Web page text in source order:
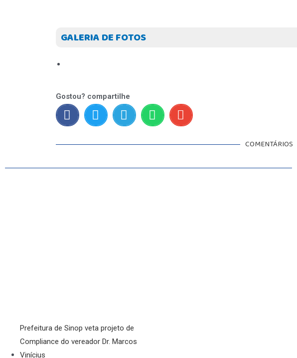
GALERIA DE FOTOS
Gostou? compartilhe
COMENTÁRIOS
Prefeitura de Sinop veta projeto de
Compliance do vereador Dr. Marcos
Vinícius
SAÚDE
MATO GROSSO
POLÍTICA